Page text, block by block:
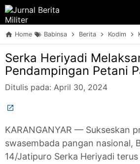
Home Babinsa Berita Kodim
Serka Heriyadi
Pendampingan Petani
Ditulis pada: April 30, 2024
KARANGANYAR — Sukseskan
swasembada pangan nasional,
14/Jatipuro Serka Heriyadi